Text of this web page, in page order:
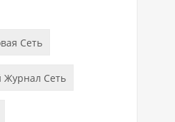
Сеть
Сеть